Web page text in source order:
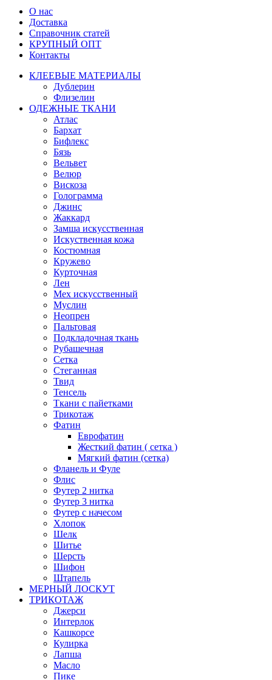
О нас
Доставка
Справочник статей
КРУПНЫЙ ОПТ
Контакты
КЛЕЕВЫЕ МАТЕРИАЛЫ
Дублерин
Флизелин
ОДЕЖНЫЕ ТКАНИ
Атлас
Бархат
Бифлекс
Бязь
Вельвет
Велюр
Вискоза
Голограмма
Джинс
Жаккард
Замша искусственная
Искуственная кожа
Костюмная
Кружево
Курточная
Лен
Мех искусственный
Муслин
Неопрен
Пальтовая
Подкладочная ткань
Рубашечная
Сетка
Стеганная
Твид
Тенсель
Ткани с пайетками
Трикотаж
Фатин
Еврофатин
Жесткий фатин ( сетка )
Мягкий фатин (сетка)
Фланель и Фуле
Флис
Футер 2 нитка
Футер 3 нитка
Футер с начесом
Хлопок
Шелк
Шитье
Шерсть
Шифон
Штапель
МЕРНЫЙ ЛОСКУТ
ТРИКОТАЖ
Джерси
Интерлок
Кашкорсе
Кулирка
Лапша
Масло
Пике